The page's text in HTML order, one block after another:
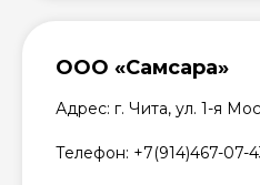
ООО «Самсара»
Адрес: г. Чита, ул. 1-я
Телефон: +7(914)467-07-